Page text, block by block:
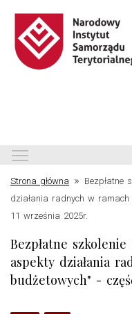
Strona główna » Bezpłatne
działania radnych w
11 września 2025r.
Bezpłatne
aspekty działania
budżetowych" -